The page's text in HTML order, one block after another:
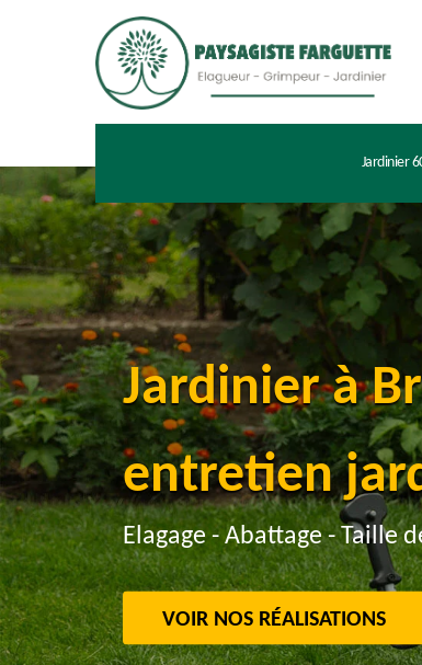
Jardinier
Jardinier à
entretien
Elagage - Abattage - Taille
VOIR NOS RÉALISATIONS